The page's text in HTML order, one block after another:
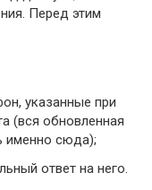
Перед этим
указанные при
(вся обновленная
именно сюда);
ответ на него.